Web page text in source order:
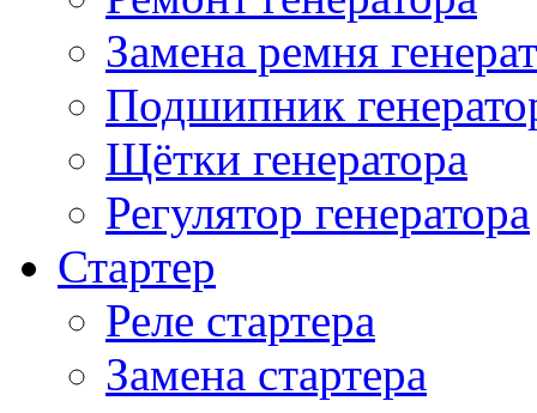
Замена ремня
Подшипник
Щётки генератора
Регулятор генератора
Стартер
Реле стартера
Замена стартера